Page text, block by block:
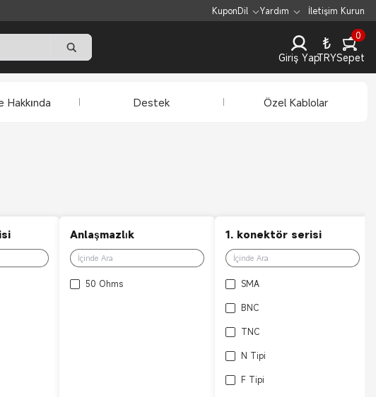
KuponDil Yardım İletişim Kurun
Giriş Yap
₺
TRY
0
Sepet
Hakkında Destek Özel Kablolar
Anlaşmazlık
50 Ohms
1. konektör serisi
SMA
BNC
TNC
N Tipi
F Tipi